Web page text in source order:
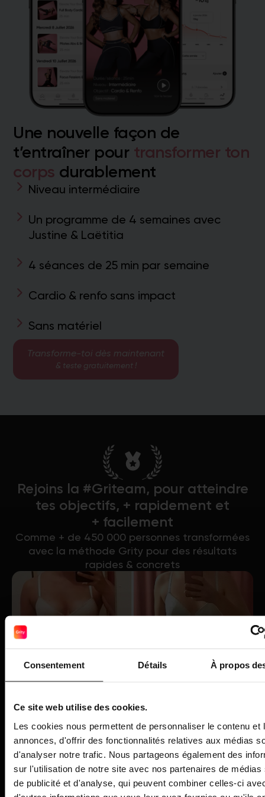
Consentement Détails À propos
Ce site web utilise des cookies.
Les cookies nous permettent de personnaliser le contenu et
annonces, d'offrir des fonctionnalités relatives aux médias
d'analyser notre trafic. Nous partageons également des
sur l'utilisation de notre site avec nos partenaires de médias
de publicité et d'analyse, qui peuvent combiner celles-ci
Une nouvelle façon de
t’entraîner pour transformer ton
corps durablement
Niveau intermédiaire
Un programme de 4 semaines avec
Justine & Laëtitia
4 séances de 25 min par semaine
Cardio & renfo sans impact
Sans matériel
Transforme-toi dès maintenant
& teste gratuitement !
Rejoins la #Griteam, pour atteindre
tes objectifs, + rapidement et
+ facilement
Comme + de 450 000 personnes transformées
avec la méthode Grity pour des résultats
rapides & concrets